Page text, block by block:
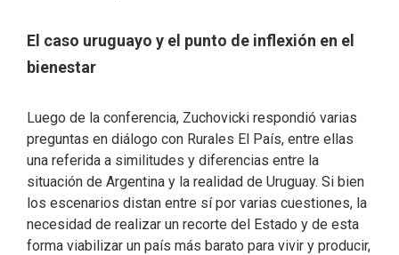
El caso uruguayo y el punto de inflexión en el
bienestar
Luego de la conferencia, Zuchovicki respondió varias
preguntas en diálogo con Rurales El País, entre ellas
una referida a similitudes y diferencias entre la
situación de Argentina y la realidad de Uruguay. Si bien
los escenarios distan entre sí por varias cuestiones, la
necesidad de realizar un recorte del Estado y de esta
forma viabilizar un país más barato para vivir y producir,